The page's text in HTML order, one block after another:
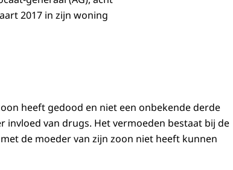
2017 in zijn woning
heeft gedood en niet een onbekende derde
van drugs. Het vermoeden bestaat bij de
de moeder van zijn zoon niet heeft kunnen